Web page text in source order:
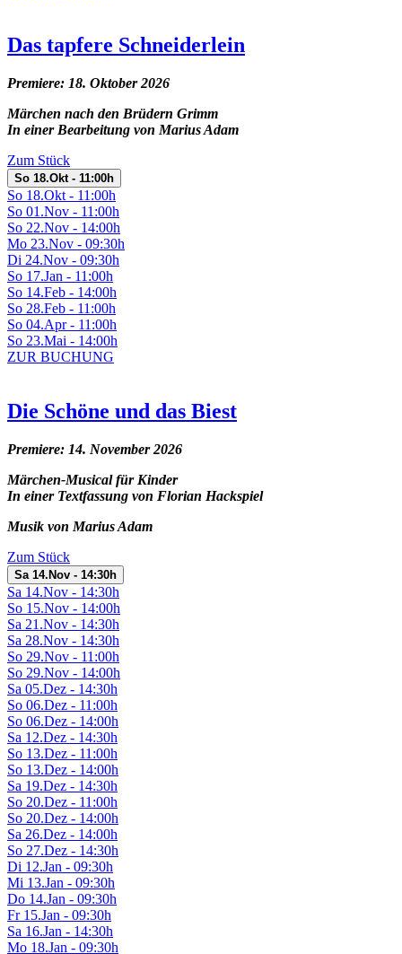
Das tapfere Schneiderlein
Premiere: 18. Oktober 2026
Märchen nach den Brüdern Grimm
In einer Bearbeitung von Marius Adam
Zum Stück
So 18.Okt - 11:00h
So 18.Okt - 11:00h
So 01.Nov - 11:00h
So 22.Nov - 14:00h
Mo 23.Nov - 09:30h
Di 24.Nov - 09:30h
So 17.Jan - 11:00h
So 14.Feb - 14:00h
So 28.Feb - 11:00h
So 04.Apr - 11:00h
So 23.Mai - 14:00h
ZUR BUCHUNG
Die Schöne und das Biest
Premiere: 14. November 2026
Märchen-Musical für Kinder
In einer Textfassung von Florian Hackspiel
Musik von Marius Adam
Zum Stück
Sa 14.Nov - 14:30h
Sa 14.Nov - 14:30h
So 15.Nov - 14:00h
Sa 21.Nov - 14:30h
Sa 28.Nov - 14:30h
So 29.Nov - 11:00h
So 29.Nov - 14:00h
Sa 05.Dez - 14:30h
So 06.Dez - 11:00h
So 06.Dez - 14:00h
Sa 12.Dez - 14:30h
So 13.Dez - 11:00h
So 13.Dez - 14:00h
Sa 19.Dez - 14:30h
So 20.Dez - 11:00h
So 20.Dez - 14:00h
Sa 26.Dez - 14:00h
So 27.Dez - 14:30h
Di 12.Jan - 09:30h
Mi 13.Jan - 09:30h
Do 14.Jan - 09:30h
Fr 15.Jan - 09:30h
Sa 16.Jan - 14:30h
Mo 18.Jan - 09:30h